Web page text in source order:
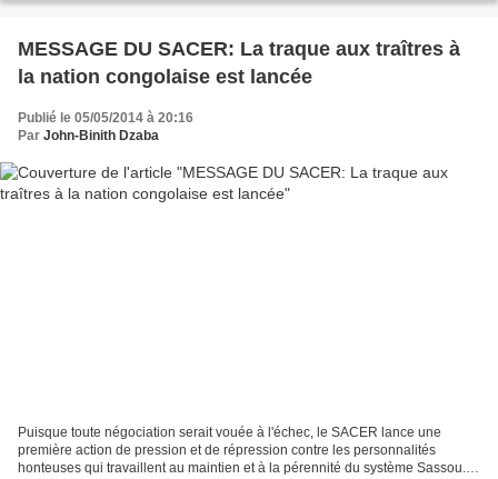
MESSAGE DU SACER: La traque aux traîtres à
la nation congolaise est lancée
Publié le 05/05/2014 à 20:16
Par John-Binith Dzaba
Puisque toute négociation serait vouée à l'échec, le SACER lance une
première action de pression et de répression contre les personnalités
honteuses qui travaillent au maintien et à la pérennité du système Sassou.